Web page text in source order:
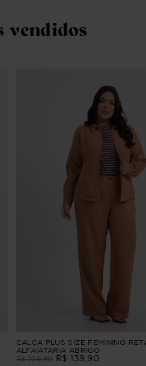
vendidos
CALÇA PLUS SIZE FEMININO
ALFAIATARIA ABRIGO
R$ 229,90 R$ 139 90